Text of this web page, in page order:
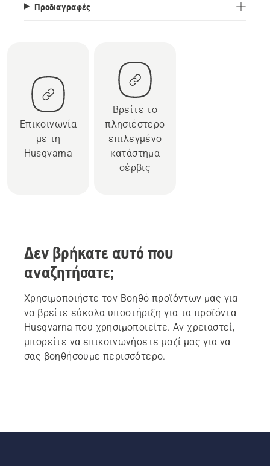
Προδιαγραφές
Επικοινωνία
με τη
Husqvarna
Βρείτε το
πλησιέστερο
επιλεγμένο
κατάστημα
σέρβις
Δεν βρήκατε αυτό που
αναζητήσατε;
Χρησιμοποιήστε τον Βοηθό προϊόντων μας για
να βρείτε εύκολα υποστήριξη για τα προϊόντα
Husqvarna που χρησιμοποιείτε. Αν χρειαστεί,
μπορείτε να επικοινωνήσετε μαζί μας για να
σας βοηθήσουμε περισσότερο.